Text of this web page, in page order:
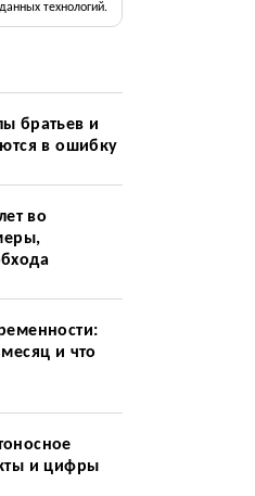
технологий.
братьев и
в ошибку
во
и что
и цифры